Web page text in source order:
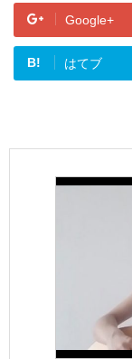
Google+
B! はてブ